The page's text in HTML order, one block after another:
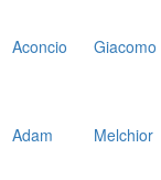
Aconcio Giacomo
Adam Melchior